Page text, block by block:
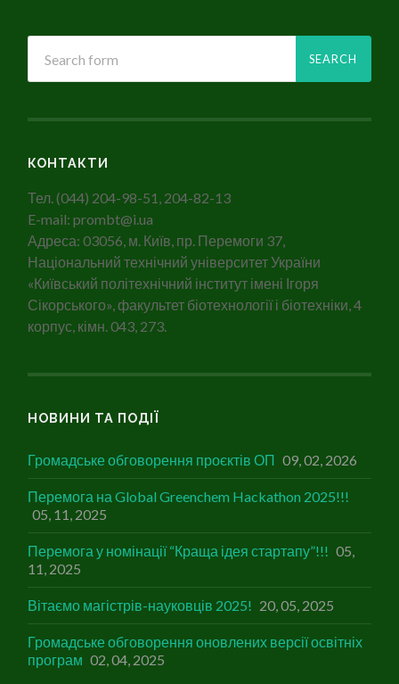
КОНТАКТИ
Тел. (044) 204-98-51, 204-82-13
E-mail: prombt@i.ua
Адреса: 03056, м. Київ, пр. Перемоги 37,
Національний технічний університет України
«Київський політехнічний інститут імені Ігоря
Сікорського», факультет біотехнології і біотехніки, 4
корпус, кімн. 043, 273.
НОВИНИ ТА ПОДІЇ
Громадське обговорення проєктів ОП 09, 02, 2026
Перемога на Global Greenchem Hackathon 2025!!!
05, 11, 2025
Перемога у номінації “Краща ідея стартапу”!!! 05,
11, 2025
Вітаємо магістрів-науковців 2025! 20, 05, 2025
Громадське обговорення оновлених версії освітніх
програм 02, 04, 2025